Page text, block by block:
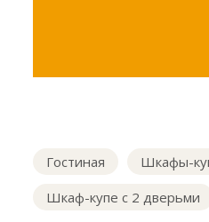
Гостиная Шкафы-
Шкаф-купе с 2 дверьми